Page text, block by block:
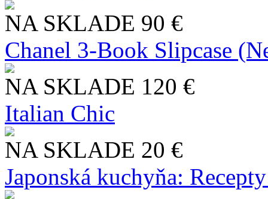
NA SKLADE 90 €
Chanel 3-Book Slipcase
NA SKLADE 120 €
Italian Chic
NA SKLADE 20 €
Japonská kuchyňa: